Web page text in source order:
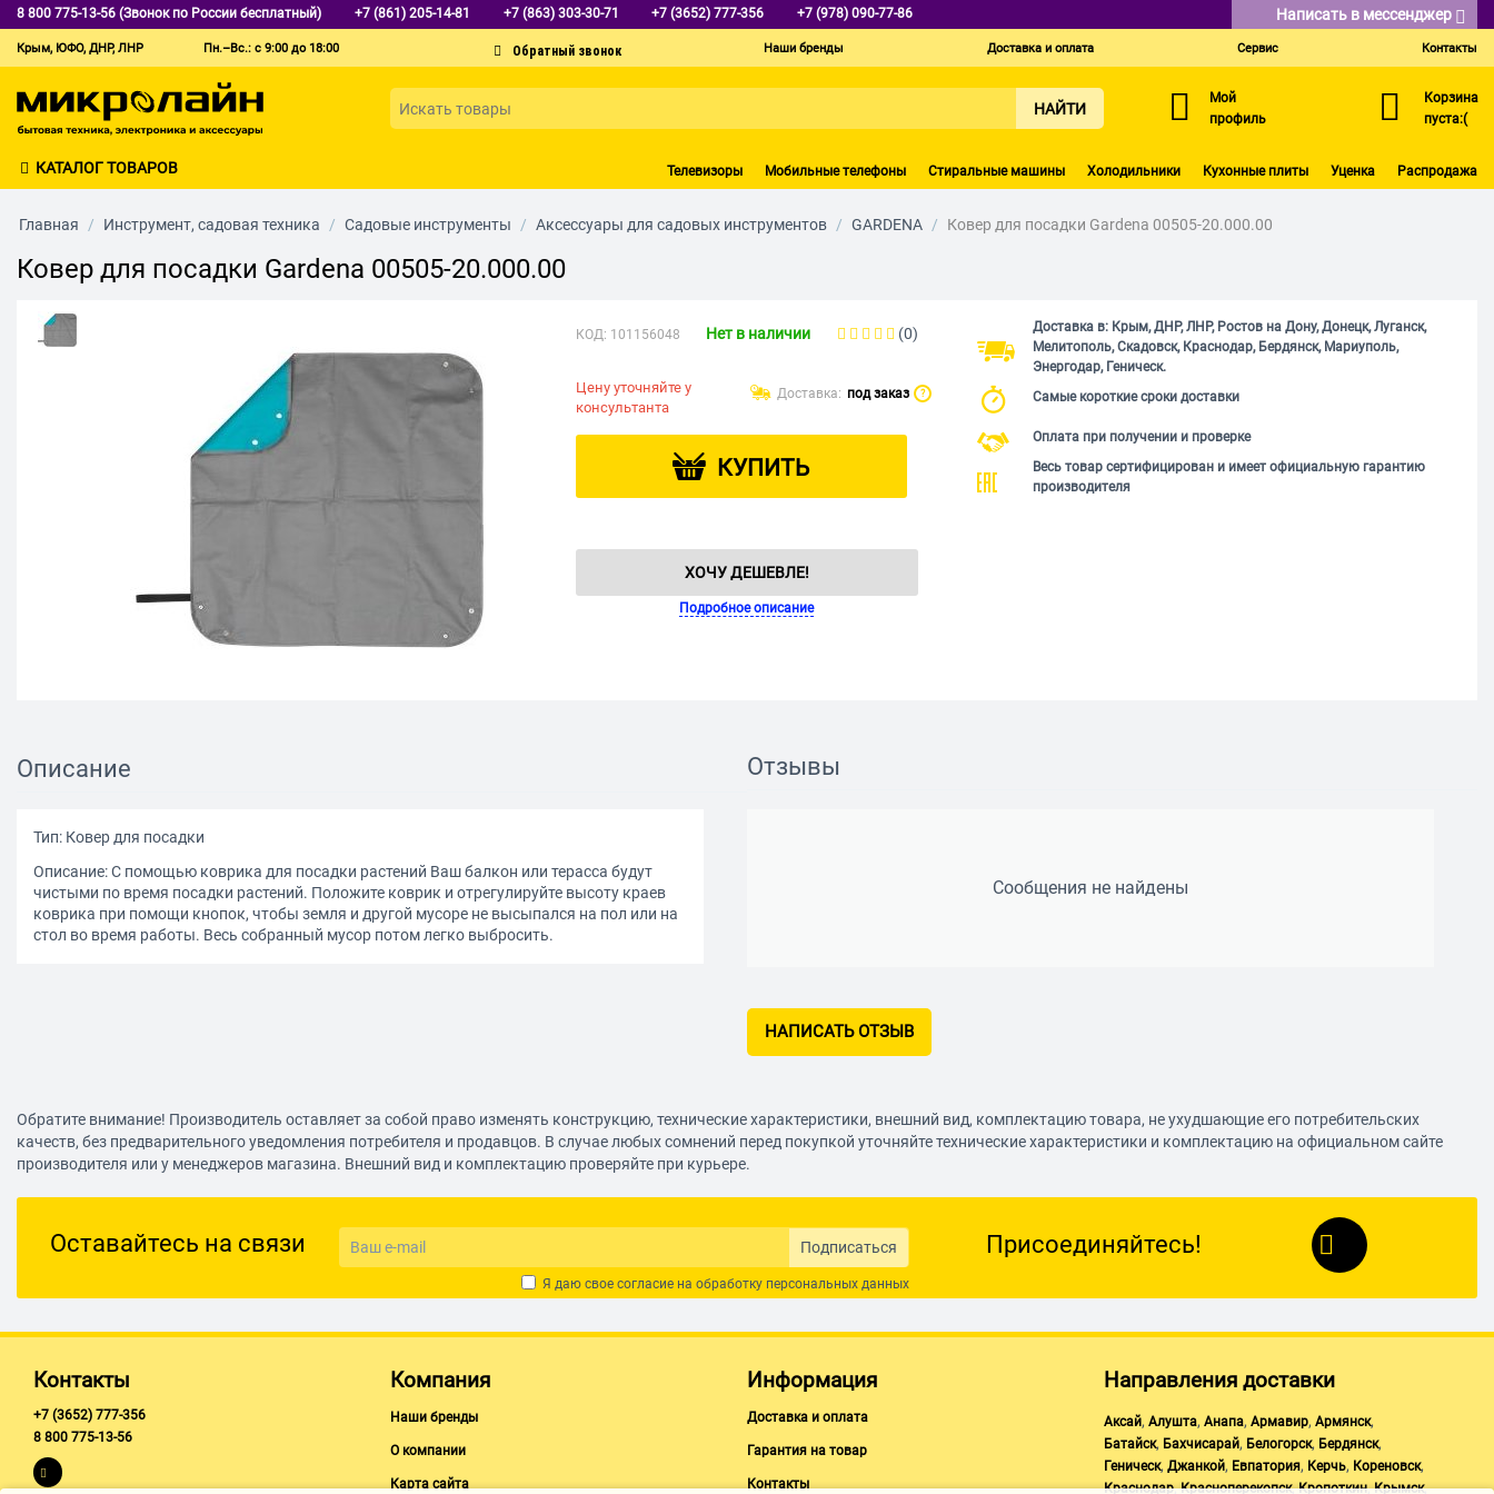
8 800 775-13-56 (Звонок по России бесплатный) +7 (861) 205-14-81 +7 (863) 303-30-71 +7 (3652) 777-356 +7 (978) 090-77-86 Написать в мессенджер
Крым, ЮФО, ДНР, ЛНР Пн.–Вс.: с 9:00 до 18:00 Наши бренды Доставка и оплата Сервис Контакты
НАЙТИ
Мой
профиль
Корзина
пуста:(
КАТАЛОГ ТОВАРОВ Телевизоры Мобильные телефоны Стиральные машины Холодильники Кухонные плиты Уценка Распродажа
Главная / Инструмент, садовая техника / Садовые инструменты / Аксессуары для садовых инструментов / GARDENA / Ковер для посадки Gardena 00505-20.000.00
Ковер для посадки Gardena 00505-20.000.00
КОД: 101156048 Нет в наличии (0)
Цену уточняйте у
консультанта
Доставка: под заказ ?
КУПИТЬ
ХОЧУ ДЕШЕВЛЕ!
Подробное описание
Доставка в: Крым, ДНР, ЛНР, Ростов на Дону, Донецк, Луганск,
Мелитополь, Скадовск, Краснодар, Бердянск, Мариуполь,
Энергодар, Геническ.
Самые короткие сроки доставки
Оплата при получении и проверке
Весь товар сертифицирован и имеет официальную гарантию
производителя
Описание
Тип: Ковер для посадки
Описание: С помощью коврика для посадки растений Ваш балкон или терасса будут
чистыми по время посадки растений. Положите коврик и отрегулируйте высоту краев
коврика при помощи кнопок, чтобы земля и другой мусоре не высыпался на пол или на
стол во время работы. Весь собранный мусор потом легко выбросить.
Отзывы
Сообщения не найдены
НАПИСАТЬ ОТЗЫВ
Обратите внимание! Производитель оставляет за собой право изменять конструкцию, технические характеристики, внешний вид, комплектацию товара, не ухудшающие его потребительских
качеств, без предварительного уведомления потребителя и продавцов. В случае любых сомнений перед покупкой уточняйте технические характеристики и комплектацию на официальном сайте
производителя или у менеджеров магазина. Внешний вид и комплектацию проверяйте при курьере.
Оставайтесь на связи Подписаться
Я даю свое согласие на обработку персональных данных
Присоединяйтесь!
Контакты
+7 (3652) 777-356
8 800 775-13-56
Компания
Наши бренды
О компании
Карта сайта
Информация
Доставка и оплата
Гарантия на товар
Контакты
Направления доставки
Аксай, Алушта, Анапа, Армавир, Армянск,
Батайск, Бахчисарай, Белогорск, Бердянск,
Геническ, Джанкой, Евпатория, Керчь, Кореновск,
Краснодар,Красноперекопск,Кропоткин,Крымск,